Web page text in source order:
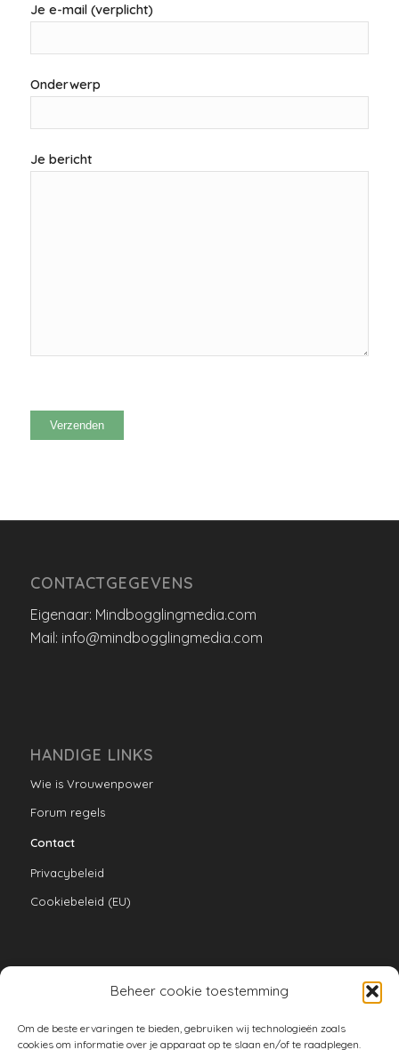
Beheer cookie toestemming
Om de beste ervaringen te bieden, gebruiken wij technologieën zoals
cookies om informatie over je apparaat op te slaan en/of te raadplegen.
Je e-mail (verplicht)
Onderwerp
Je bericht
CONTACTGEGEVENS
Eigenaar: Mindbogglingmedia.com
Mail: info@mindbogglingmedia.com
HANDIGE LINKS
Wie is Vrouwenpower
Forum regels
Contact
Privacybeleid
Cookiebeleid (EU)
armoe keuken